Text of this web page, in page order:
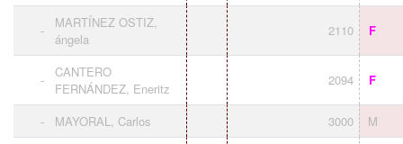
-
MARTÍNEZ OSTIZ,
ángela
2110 F
-
CANTERO
FERNÁNDEZ, Eneritz
2094 F
- MAYORAL, Carlos 3000
M